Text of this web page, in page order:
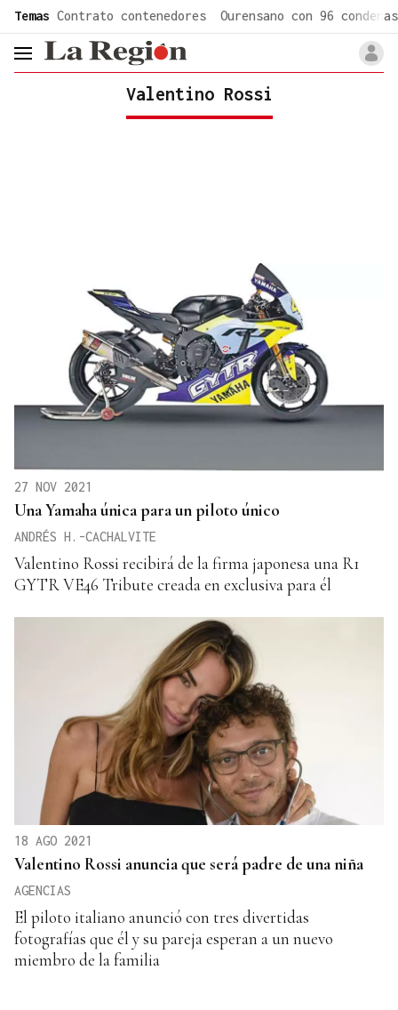
Temas Contrato contenedores Ourensano con 96 condenas
header.menu.open
Valentino Rossi
27 NOV 2021
Una Yamaha única para un piloto único
ANDRÉS H.-CACHALVITE
Valentino Rossi recibirá de la firma japonesa una R1
GYTR VE46 Tribute creada en exclusiva para él
18 AGO 2021
Valentino Rossi anuncia que será padre de una niña
AGENCIAS
El piloto italiano anunció con tres divertidas
fotografías que él y su pareja esperan a un nuevo
miembro de la familia